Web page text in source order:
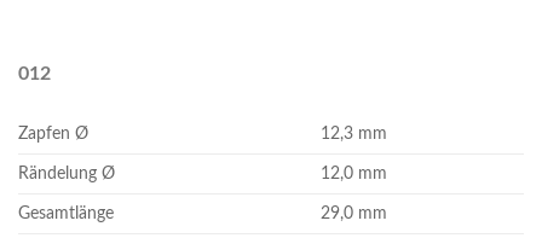
012
Zapfen Ø 12,3 mm
Rändelung Ø 12,0 mm
Gesamtlänge 29,0 mm